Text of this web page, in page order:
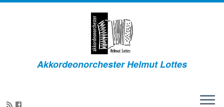
Zum
Akkordeonorchester Helmut Lottes